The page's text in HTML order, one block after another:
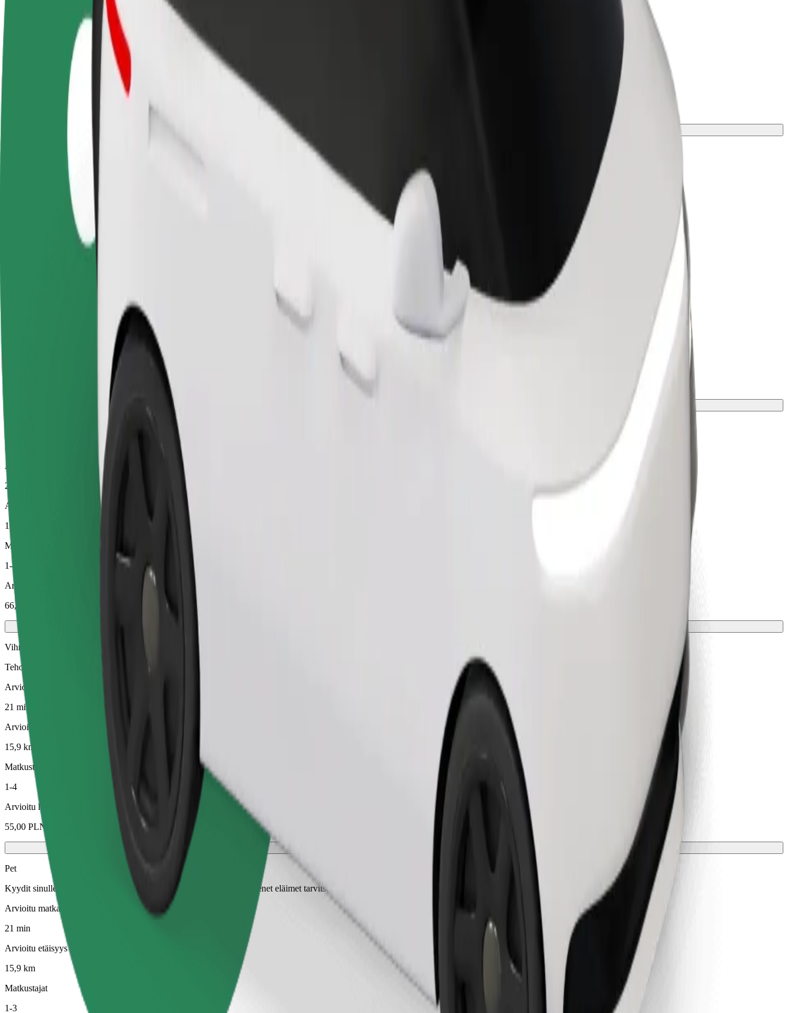
Ryhdy kuljettajaksi
Ansaitse omilla
Ryhdy ruokalähetiksi
Kuljeta ruokaa ja ansaitse
viikoittain
Miten päästä paikasta Bytom Dworzec kohteeseen Katowice Sądowa
Etsitkö parasta tapaa päästä paikasta Bytom Dworzec kohteeseen Katowice Sądowa? Tutustu palveluihimme ja löydä täydellinen vaihtoehto matkaasi varten.
Bytom Dworzec
Katowice Sądowa
Mukavuutta vain muutaman napautuksen päässä!
Luotettavat kyydit arkisilla keskikokoisilla autoilla.
Isommat autot, enemmän jalka- ja tavaratilaa.
Arvioitu matka-aika
21 min
Arvioitu etäisyys
15,9 km
Matkustajat
1-4
Arvioitu hinta
66,10 PLN
Vihreä
Tehokkaat kyydit hybridi- ja sähköautoilla
Arvioitu matka-aika
21 min
Arvioitu etäisyys
15,9 km
Matkustajat
1-4
Arvioitu hinta
55,00 PLN
Pet
Kyydit sinulle ja lemmikillesi. Koirien on käytettävä kuonokoppa, pienet eläimet tarvitsevat kuljetuskopan ja istuimet on suojattava peitolla tai tyynyllä.
Arvioitu matka-aika
21 min
Arvioitu etäisyys
15,9 km
Matkustajat
1-3